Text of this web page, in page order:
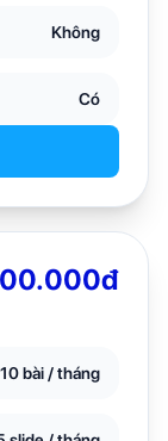
Không
Có
10 bài / tháng